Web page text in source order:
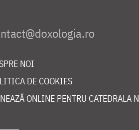
NOI
DE COOKIES
ONLINE PENTRU CATEDRALA